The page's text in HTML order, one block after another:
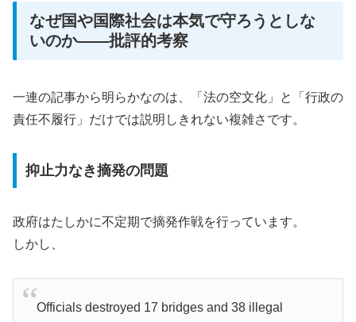
なぜ国や国際社会は本気で守ろうとしな
いのか――批評的考察
一連の記事から明らかなのは、「法の空文化」と「行政の
責任不履行」だけでは説明しきれない複雑さです。
抑止力なき摘発の問題
政府はたしかに不定期で摘発作戦を行っています。
しかし、
Officials destroyed 17 bridges and 38 illegal